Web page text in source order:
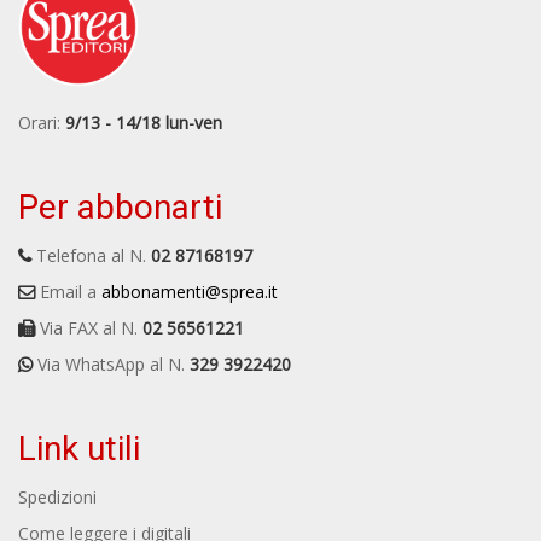
Orari: 9/13 - 14/18 lun-ven
Per abbonarti
Telefona al N. 02 87168197
Email a abbonamenti@sprea.it
Via FAX al N. 02 56561221
Via WhatsApp al N. 329 3922420
Link utili
Spedizioni
Come leggere i digitali